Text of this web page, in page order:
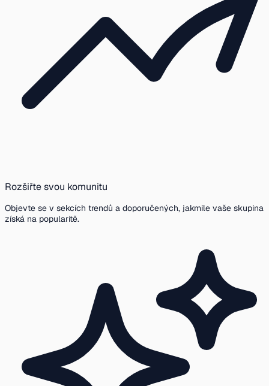
Rozšiřte svou komunitu
Objevte se v sekcích trendů a doporučených, jakmile vaše skupina
získá na popularitě.